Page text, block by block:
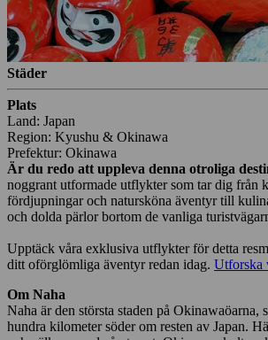
Städer
Plats
Land: Japan
Region: Kyushu & Okinawa
Prefektur: Okinawa
Är du redo att uppleva denna otroliga
noggrant utformade utflykter som tar dig från
fördjupningar och natursköna äventyr till
och dolda pärlor bortom de vanliga
Upptäck våra exklusiva utflykter för detta
ditt oförglömliga äventyr redan idag. Utforska
Om Naha
Naha är den största staden på Okinawaöarna,
hundra kilometer söder om resten av Japan.